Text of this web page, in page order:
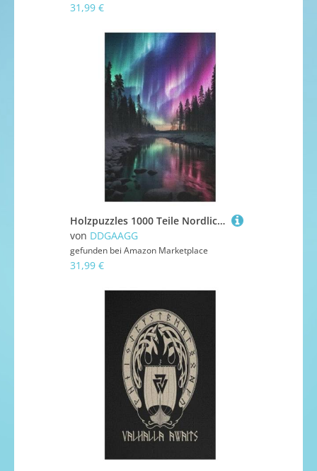
31,99 €
Holzpuzzles 1000 Teile Nordlichter in Norwegen -Puzzle Für Jungen Und Mädchen, Schwierigkeitsgrad, Lernspiele, Familienspielzeug （78×53cm）
von DDGAAGG
gefunden bei Amazon Marketplace
31,99 €